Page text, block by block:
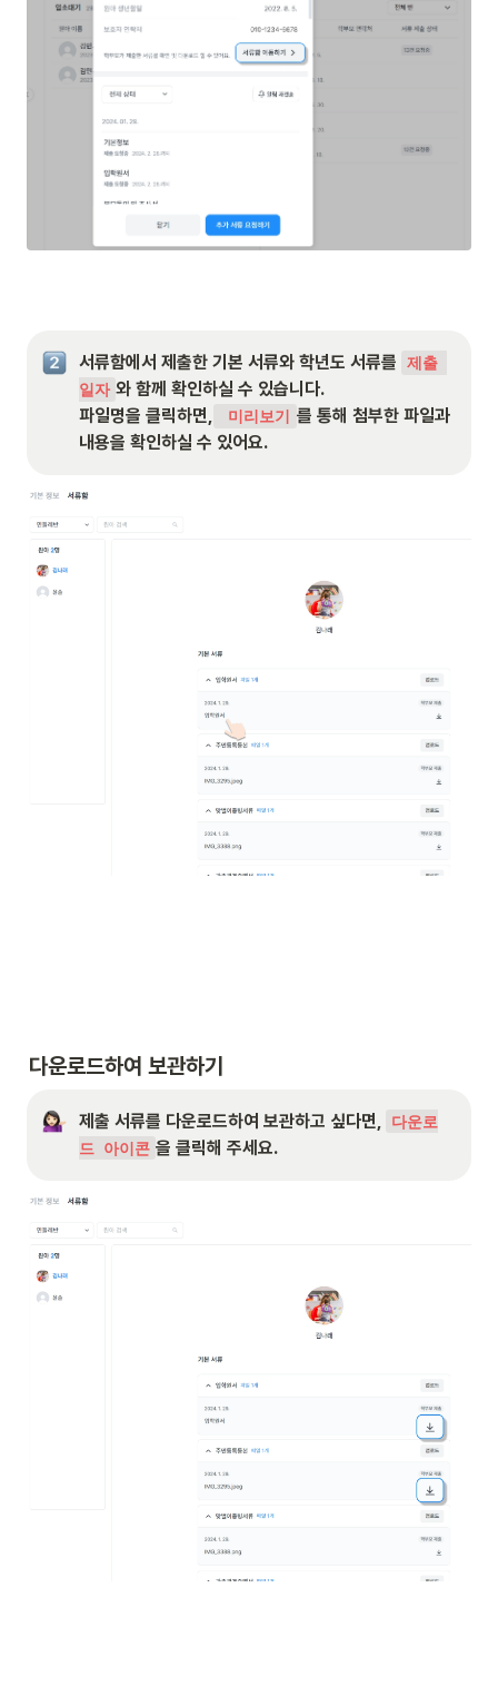
서류함에서 제출한 기본 서류와 학년도 서류를
제출
일자 와 함께 확인하실 수 있습니다.
파일명을 클릭하면,
미리보기
를 통해 첨부한 파일과
내용을 확인하실 수 있어요.
다운로드하여 보관하기
제출 서류를 다운로드하여 보관하고 싶다면,
다운로
드 아이콘 을 클릭해 주세요.